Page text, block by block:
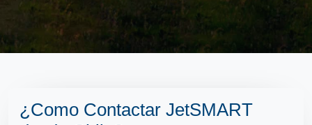
¿Como Contactar JetSMART